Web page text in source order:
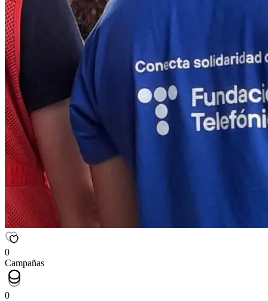
0
Campañas
0